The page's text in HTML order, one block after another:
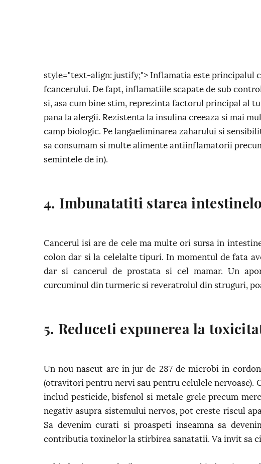
style="text-align: justify;"> Inflamatia este principalul
fcancerului. De fapt, inflamatiile scapate de sub
si, asa cum bine stim, reprezinta factorul principal al
pana la alergii. Rezistenta la insulina creeaza si mai
camp biologic. Pe langaeliminarea zaharului si
sa consumam si multe alimente antiinflamatorii
semintele de in).
4. Imbunatatiti starea
Cancerul isi are de cele ma multe ori sursa in
colon dar si la celelalte tipuri. In momentul de fata
dar si cancerul de prostata si cel mamar. Un
curcuminul din turmeric si reveratrolul din struguri,
5. Reduceti expunerea la
Un nou nascut are in jur de 287 de microbi in
(otravitori pentru nervi sau pentru celulele nervoase).
includ pesticide, bisfenol si metale grele precum
negativ asupra sistemului nervos, pot creste riscul
Sa devenim curati si proaspeti inseamna sa
contributia toxinelor la stirbirea sanatatii. Va invit sa